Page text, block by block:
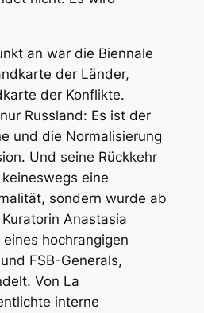
an war die Biennale
der Länder,
der Konflikte.
Russland: Es ist der
und die Normalisierung
Und seine Rückkehr
eine
sondern wurde ab
Anastasia
hochrangigen
FSB-Generals,
Von La
interne